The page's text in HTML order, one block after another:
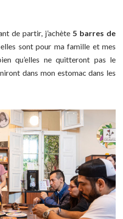
de partir, j’achète 5 barres de
elles sont pour ma famille et mes
qu’elles ne quitteront pas le
dans mon estomac dans les